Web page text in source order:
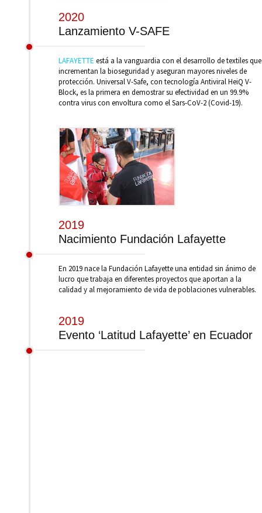
2020
Lanzamiento V-SAFE
LAFAYETTE está a la vanguardia con el desarrollo de textiles que
incrementan la bioseguridad y aseguran mayores niveles de
protección. Universal V-Safe, con tecnología Antiviral HeiQ V-
Block, es la primera en demostrar su efectividad en un 99.9%
contra virus con envoltura como el Sars-CoV-2 (Covid-19).
2019
Nacimiento Fundación Lafayette
En 2019 nace la Fundación Lafayette una entidad sin ánimo de
lucro que trabaja en diferentes proyectos que aportan a la
calidad y al mejoramiento de vida de poblaciones vulnerables.
2019
Evento ‘Latitud Lafayette’ en Ecuador